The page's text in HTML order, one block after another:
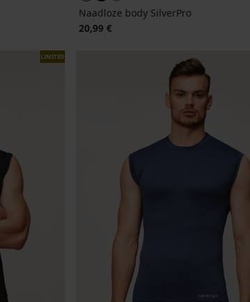
Naadloze body SilverPro
20,99 €
LIMITED